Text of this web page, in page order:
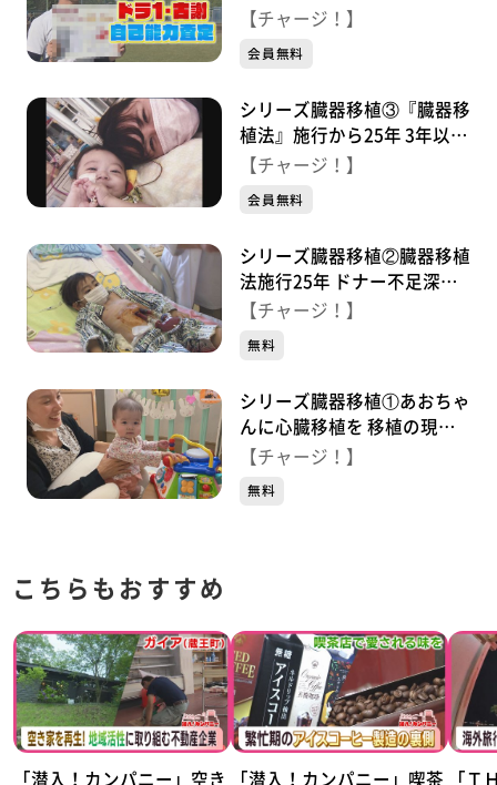
【チャージ！】
会員無料
シリーズ臓器移植③『臓器移
植法』施行から25年 3年以上
待機も…移植かなわず
【チャージ！】
会員無料
シリーズ臓器移植②臓器移植
法施行25年 ドナー不足深刻
海外移植目指す家族と移植経
【チャージ！】
無料
シリーズ臓器移植①あおちゃ
んに心臓移植を 移植の現状
両親の思い
【チャージ！】
無料
こちらもおすすめ
「潜入！カンパニー」空き
「潜入！カンパニー」喫茶
「Ｔ